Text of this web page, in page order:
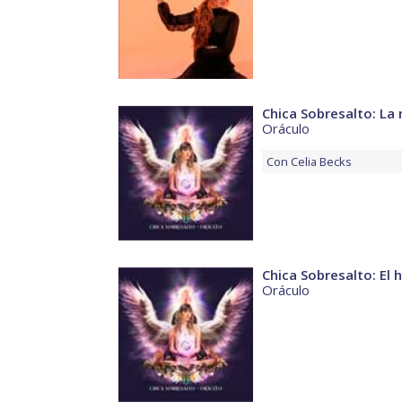
Chica Sobresalto:
Oráculo
Con Celia Becks
Chica Sobresalto: El
Oráculo